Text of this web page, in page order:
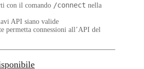
con il comando /connect nella
API siano valide
permetta connessioni all’API del